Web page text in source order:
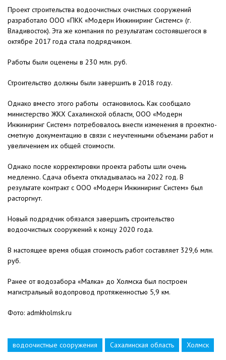
Проект строительства водоочистных очистных сооружений
разработало ООО «ПКК «Модерн Инжиниринг Системс» (г.
Владивосток). Эта же компания по результатам состоявшегося в
октябре 2017 года стала подрядчиком.
Работы были оценены в 230 млн. руб.
Строительство должны были завершить в 2018 году.
Однако вместо этого работы остановилось. Как сообщало
министерство ЖКХ Сахалинской области, ООО «Модерн
Инжиниринг Систем» потребовалось внести изменения в проектно-
сметную документацию в связи с неучтенными объемами работ и
увеличением их общей стоимости.
Однако после корректировки проекта работы шли очень
медленно. Сдача объекта откладывалась на 2022 год. В
результате контракт с ООО «Модерн Инжиниринг Систем» был
расторгнут.
Новый подрядчик обязался завершить строительство
водоочистных сооружений к концу 2020 года.
В настоящее время общая стоимость работ составляет 329,6 млн.
руб.
Ранее от водозабора «Малка» до Холмска был построен
магистральный водопровод протяженностью 5,9 км.
Фото: admkholmsk.ru
водоочистные сооружения Сахалинская область Холмск